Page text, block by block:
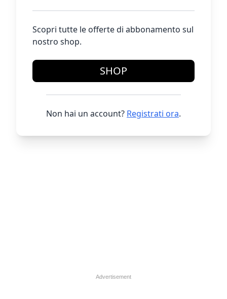
Scopri tutte le offerte di abbonamento sul
nostro shop.
SHOP
Non hai un account? Registrati ora.